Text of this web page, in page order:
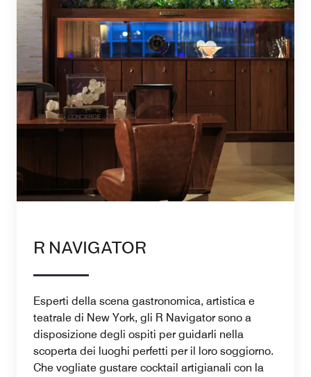
R NAVIGATOR
Esperti della scena gastronomica, artistica e
teatrale di New York, gli R Navigator sono a
disposizione degli ospiti per guidarli nella
scoperta dei luoghi perfetti per il loro soggiorno.
Che vogliate gustare cocktail artigianali con la